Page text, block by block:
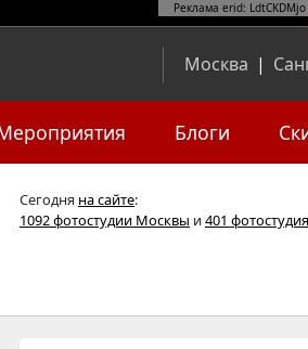
Реклама erid: LdtCKDMjo
Москва |
Блоги
Сегодня на сайте:
1092 фотостудии Москвы и401